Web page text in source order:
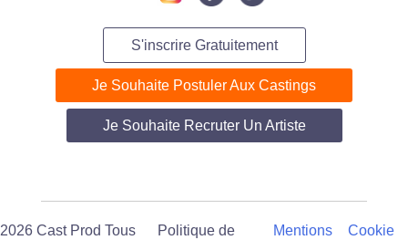
S'inscrire Gratuitement
Je Souhaite Postuler Aux Castings
Je Souhaite Recruter Un Artiste
2026 Cast Prod Tous Politique de Mentions Cookie